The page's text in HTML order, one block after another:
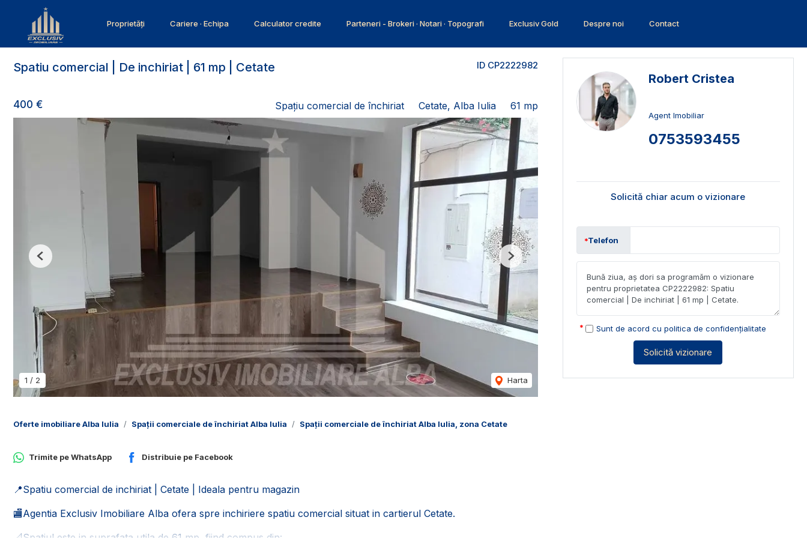
Proprietăți Cariere · Echipa Calculator credite Parteneri - Brokeri · Notari · Topografi Exclusiv Gold Despre noi Contact
ID CP2222982
Spatiu comercial | De inchiriat | 61 mp | Cetate
400 € Spațiu comercial de închiriat Cetate, Alba Iulia 61 mp
1 / 2 Harta
Previous Next
Oferte imobiliare Alba Iulia Spații comerciale de închiriat Alba Iulia Spații comerciale de închiriat Alba Iulia, zona Cetate
Trimite peWhatsApp Distribuie pe Facebook
📍Spatiu comercial de inchiriat | Cetate | Ideala pentru magazin
🏬Agentia Exclusiv Imobiliare Alba ofera spre inchiriere spatiu comercial situat in cartierul Cetate.
Robert Cristea
Agent Imobiliar
0753593455
Solicită chiar acum o vizionare
Telefon
Sunt de acord cu politica de confidențialitate
Solicită vizionare